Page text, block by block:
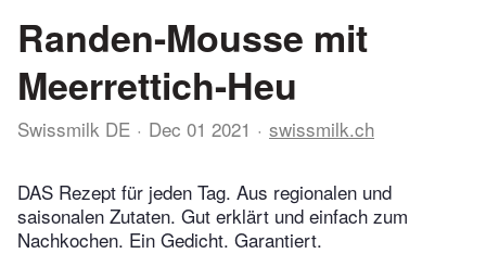
Randen-Mousse mit
Meerrettich-Heu
Swissmilk DE Dec 01 2021 swissmilk.ch
DAS Rezept für jeden Tag. Aus regionalen und
saisonalen Zutaten. Gut erklärt und einfach zum
Nachkochen. Ein Gedicht. Garantiert.